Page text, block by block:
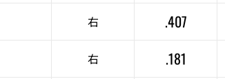
右 .407
右 .181